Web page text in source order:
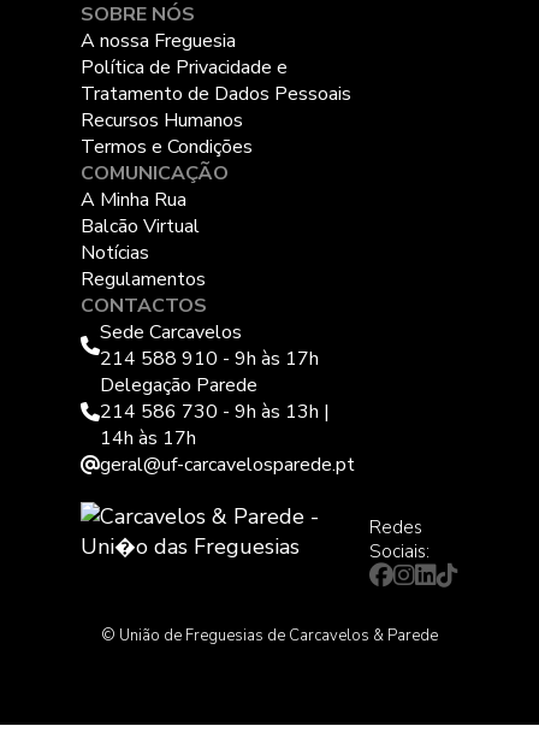
SOBRE NÓS
A nossa Freguesia
Política de Privacidade e
Tratamento de Dados Pessoais
Recursos Humanos
Termos e Condições
COMUNICAÇÃO
A Minha Rua
Balcão Virtual
Notícias
Regulamentos
CONTACTOS
Sede Carcavelos
214 588 910 - 9h às 17h
Delegação Parede
214 586 730 - 9h às 13h |
14h às 17h
geral@uf-carcavelosparede.pt
© União de Freguesias de Carcavelos & Parede
Redes
Sociais: